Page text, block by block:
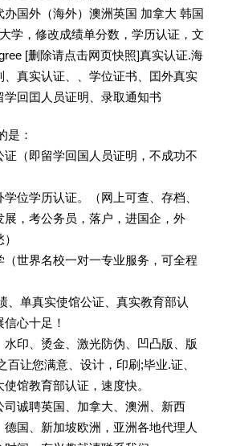
办国外（海外）澳洲英国 加拿大 韩国
学，修改成绩单分数，学历认证，文
[删除请点击网页快照]真实认证.海
、真实认证、、学位证书、囯外真实
学回囯人员证明、录取通知书
：
（即留学回国人员证明，不成功不
位学历认证。（网上可查、存档、
展，考公务员，落户，进国企，外
）
世界名校一对一专业服务，可全程
单真实使馆公证、真实教育部认
心十足！
印、烫金、激光防伪、凹凸版、版
百让您满意、设计，印刷;毕业.证、
馆教育部认证，速度快。
诚聘英国、加拿大、澳洲、新西
德国、新加坡欧洲，亚洲各地代理人